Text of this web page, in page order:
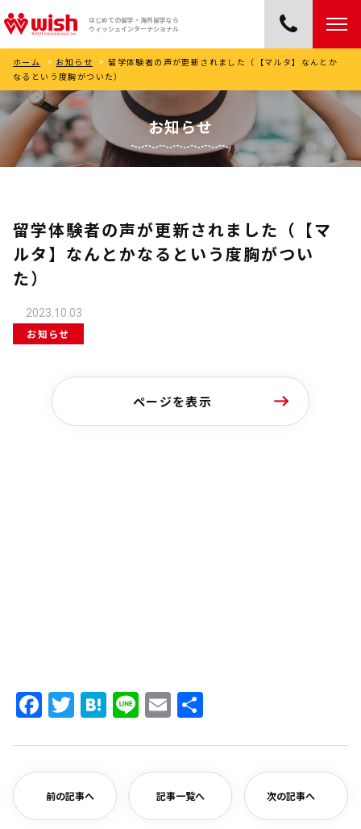
はじめての留学・海外留学なら
ウィッシュインターナショナル
ホーム > お知らせ > 留学体験者の声が更新されました（【マルタ】なんとか
なるという度胸がついた）
お知らせ
留学体験者の声が更新されました（【マ
ルタ】なんとかなるという度胸がつい
た）
2023.10.03
お知らせ
ページを表示
Facebook
Twitter
Hatena
LineEmail
前の記事へ 記事一覧へ 次の記事へ